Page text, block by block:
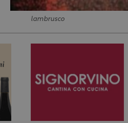
lambrusco